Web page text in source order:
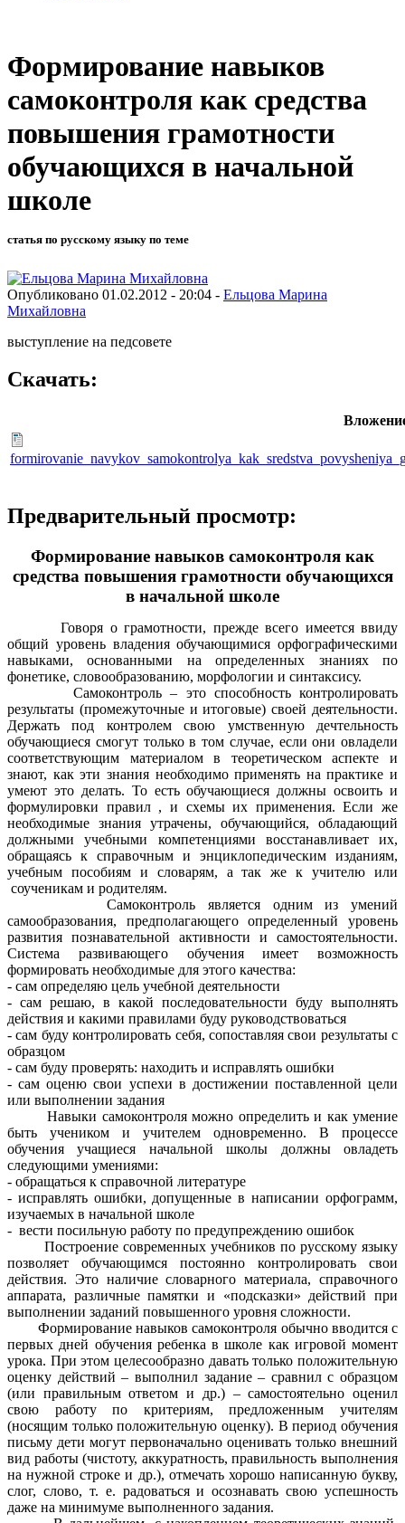
Формирование навыков
самоконтроля как средства
повышения грамотности
обучающихся в начальной
школе
статья по русскому языку по теме
Опубликовано 01.02.2012 - 20:04 - Ельцова Марина
Михайловна
выступление на педсовете
Скачать:
Предварительный просмотр:
Формирование навыков самоконтроля как
средства повышения грамотности обучающихся
в начальной школе
Говоря о грамотности, прежде всего имеется ввиду
общий уровень владения обучающимися орфографическими
навыками, основанными на определенных знаниях по
фонетике, словообразованию, морфологии и синтаксису.
Самоконтроль – это способность контролировать
результаты (промежуточные и итоговые) своей деятельности.
Держать под контролем свою умственную дечтельность
обучающиеся смогут только в том случае, если они овладели
соответствующим материалом в теоретическом аспекте и
знают, как эти знания необходимо применять на практике и
умеют это делать. То есть обучающиеся должны освоить и
формулировки правил , и схемы их применения. Если же
необходимые знания утрачены, обучающийся, обладающий
должными учебными компетенциями восстанавливает их,
обращаясь к справочным и энциклопедическим изданиям,
учебным пособиям и словарям, а так же к учителю или
соученикам и родителям.
Самоконтроль является одним из умений
самообразования, предполагающего определенный уровень
развития познавательной активности и самостоятельности.
Система развивающего обучения имеет возможность
формировать необходимые для этого качества:
- сам определяю цель учебной деятельности
- сам решаю, в какой последовательности буду выполнять
действия и какими правилами буду руководствоваться
- сам буду контролировать себя, сопоставляя свои результаты с
образцом
- сам буду проверять: находить и исправлять ошибки
- сам оценю свои успехи в достижении поставленной цели
или выполнении задания
Навыки самоконтроля можно определить и как умение
быть учеником и учителем одновременно. В процессе
обучения учащиеся начальной школы должны овладеть
следующими умениями:
- обращаться к справочной литературе
- исправлять ошибки, допущенные в написании орфограмм,
изучаемых в начальной школе
- вести посильную работу по предупреждению ошибок
Построение современных учебников по русскому языку
позволяет обучающимся постоянно контролировать свои
действия. Это наличие словарного материала, справочного
аппарата, различные памятки и «подсказки» действий при
выполнении заданий повышенного уровня сложности.
Формирование навыков самоконтроля обычно вводится с
первых дней обучения ребенка в школе как игровой момент
урока. При этом целесообразно давать только положительную
оценку действий – выполнил задание – сравнил с образцом
(или правильным ответом и др.) – самостоятельно оценил
свою работу по критериям, предложенным учителям
(носящим только положительную оценку). В период обучения
письму дети могут первоначально оценивать только внешний
вид работы (чистоту, аккуратность, правильность выполнения
на нужной строке и др.), отмечать хорошо написанную букву,
слог, слово, т. е. радоваться и осознавать свою успешность
даже на минимуме выполненного задания.